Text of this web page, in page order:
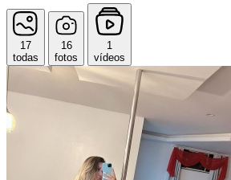
17
todas
16
fotos
1
vídeos